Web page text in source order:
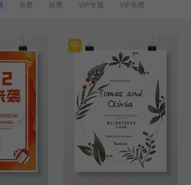
免费 收费 VIP专属 VIP免费